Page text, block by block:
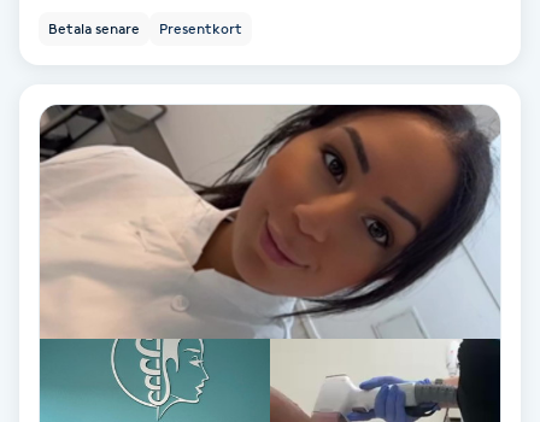
Kemisk peeling
Kinesiologi
Kinesisk medicin
Klangmassage
Betala senare Presentkort